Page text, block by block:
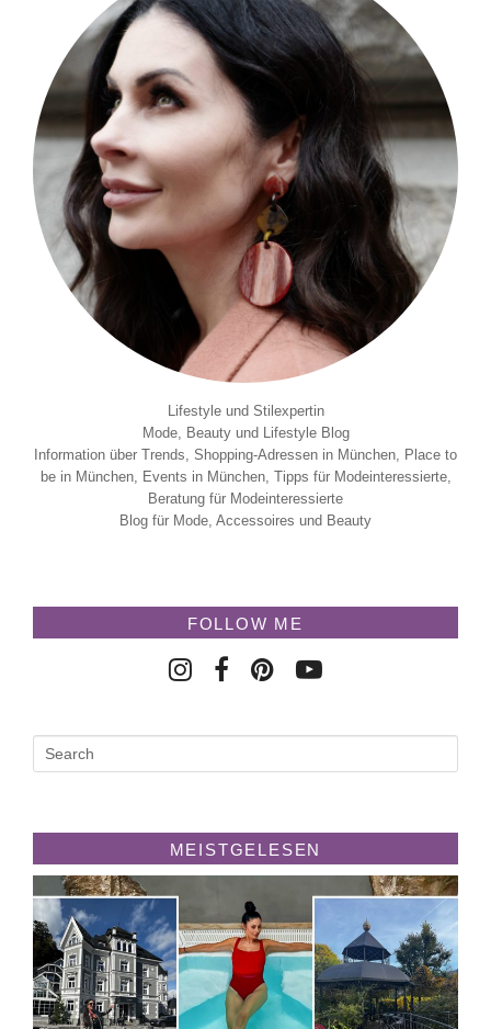
Lifestyle und Stilexpertin
Mode, Beauty und Lifestyle Blog
Information über Trends, Shopping-Adressen in München, Place to
be in München, Events in München, Tipps für Modeinteressierte,
Beratung für Modeinteressierte
Blog für Mode, Accessoires und Beauty
FOLLOW ME
MEISTGELESEN